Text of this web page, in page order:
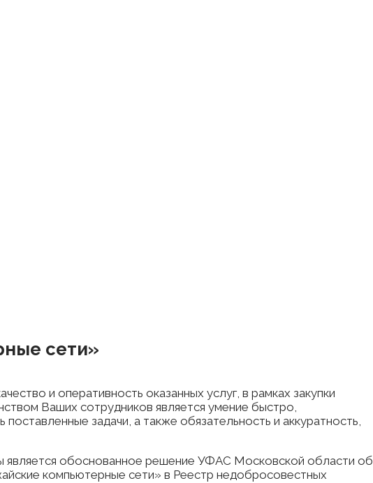
сети»
и оперативность оказанных услуг, в рамках закупки
Ваших сотрудников является умение быстро,
задачи, а также обязательность и аккуратность,
является обоснованное решение УФАС Московской области об
компьютерные сети» в Реестр недобросовестных